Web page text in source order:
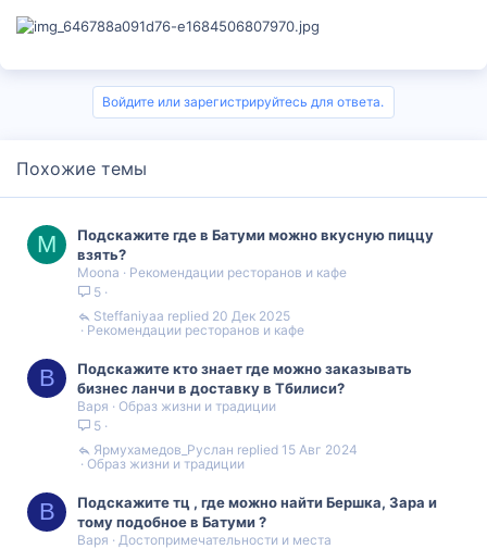
Войдите или зарегистрируйтесь для ответа.
Похожие темы
M
Подскажите где в Батуми можно вкусную пиццу
взять?
Moona
Рекомендации ресторанов и кафе
5
Рекомендации ресторанов и кафе
20 Дек 2025
Steffaniyaa
В
Подскажите кто знает где можно заказывать
бизнес ланчи в доставку в Тбилиси?
Варя
Образ жизни и традиции
5
Образ жизни и традиции
15 Авг 2024
Ярмухамедов_Руслан
В
Подскажите тц , где можно найти Бершка, Зара и
тому подобное в Батуми ?
Варя
Достопримечательности и места